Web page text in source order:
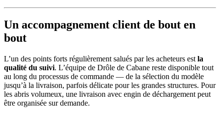
Un accompagnement client de bout en
bout
L’un des points forts régulièrement salués par les acheteurs est la
qualité du suivi. L’équipe de Drôle de Cabane reste disponible tout
au long du processus de commande — de la sélection du modèle
jusqu’à la livraison, parfois délicate pour les grandes structures. Pour
les abris volumeux, une livraison avec engin de déchargement peut
être organisée sur demande.